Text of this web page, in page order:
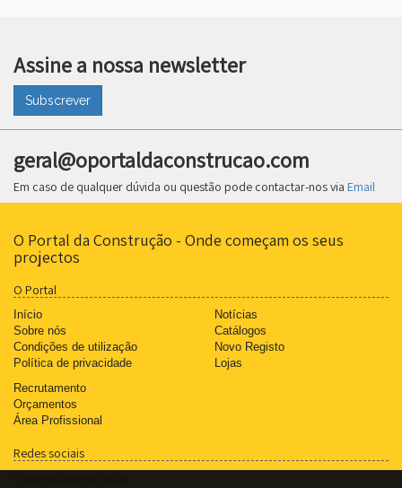
Assine a nossa newsletter
Subscrever
geral@oportaldaconstrucao.com
Em caso de qualquer dúvida ou questão pode contactar-nos via Email
O Portal da Construção - Onde começam os seus
projectos
O Portal
Início
Sobre nós
Condições de utilização
Política de privacidade
Notícias
Catálogos
Novo Registo
Lojas
Recrutamento
Orçamentos
Área Profissional
Redes sociais